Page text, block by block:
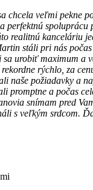
chcela veľmi pekne
perfektnú spoluprácu
realitnú kanceláriu
stáli pri nás
sa urobiť maximum a
rýchlo, za
naše požiadavky a
promptne a počas
snímam pred
s veľkým srdcom.